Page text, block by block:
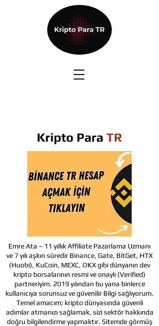
Kripto Para TR
Emre Ata – 11 yıllık Affiliate Pazarlama Uzmanı
ve 7 yılı aşkın süredir Binance, Gate, BitGet, HTX
(Huobi), KuCoin, MEXC, OKX gibi dünyanın dev
kripto borsalarının resmi ve onaylı (Verified)
partneriyim. 2019 yılından bu yana binlerce
kullanıcıya sorunsuz ve güvenilir Bilgi sağlıyorum.
Temel amacım; kripto dünyasında güvenli
adımlar atmanızı sağlamak, sizi sektör hakkında
doğru bilgilendirme yapmaktır. Sitemde görmüş